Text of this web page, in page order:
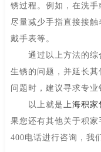
锈过程。例如，在洗手
尽量减少手指直接接
戴手表等。
通过以上方法的综
生锈的问题，并延长
问题时，建议寻求专业
以上就是上海积家
果您还有其他关于积
400电话进行咨询，我